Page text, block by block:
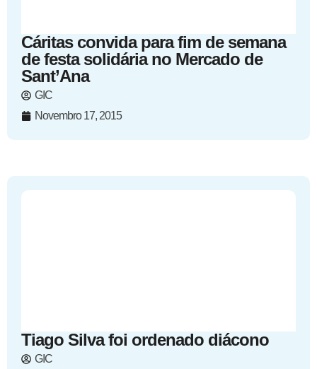
Cáritas convida para fim de semana
de festa solidária no Mercado de
Sant’Ana
GIC
Novembro 17, 2015
Tiago Silva foi ordenado diácono
GIC